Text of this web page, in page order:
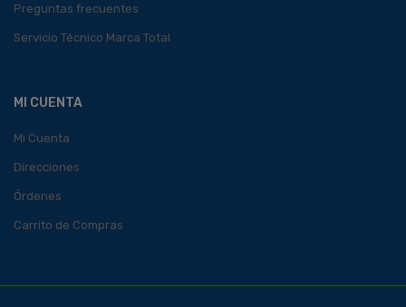
Preguntas frecuentes
Servicio Técnico Marca Total
MI CUENTA
Mi Cuenta
Direcciones
Órdenes
Carrito de Compras